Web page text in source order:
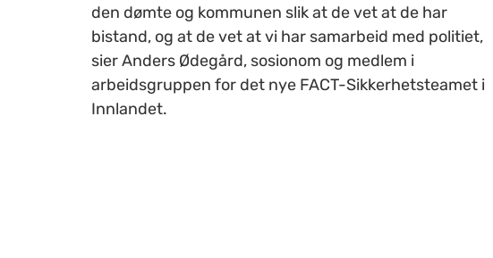
den dømte og kommunen slik at de vet at de har
bistand, og at de vet at vi har samarbeid med politiet,
sier Anders Ødegård, sosionom og medlem i
arbeidsgruppen for det nye FACT-Sikkerhetsteamet i
Innlandet.